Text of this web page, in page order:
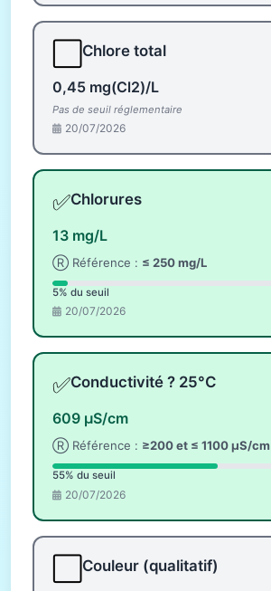
Chlore total
0,45 mg(Cl2)/L
Pas de seuil réglementaire
20/07/2026
✅Chlorures
13 mg/L
Ⓡ Référence : ≤ 250 mg/L
5% du seuil
20/07/2026
✅Conductivité ? 25°C
609 µS/cm
Ⓡ Référence : ≥200 et ≤ 1100 µS/cm
55% du seuil
20/07/2026
Couleur (qualitatif)